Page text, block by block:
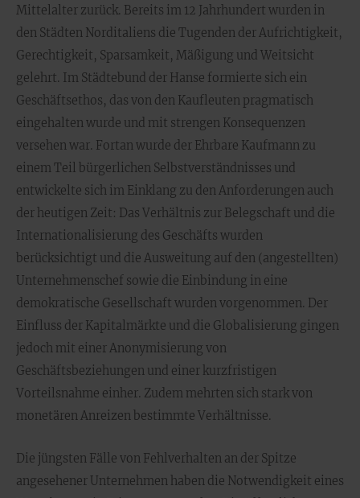
Mittelalter zurück. Bereits im 12 Jahrhundert wurden in
den Städten Norditaliens die Tugenden der Aufrichtigkeit,
Gerechtigkeit, Sparsamkeit, Mäßigung und Weitsicht
gelehrt. Im Städtebund der Hanse formierte sich ein
Geschäftsethos, das von den Kaufleuten pragmatisch
eingehalten wurde und mit strengen Konsequenzen
versehen war. Fortan wurde der Ehrbare Kaufmann zu
einem Teil bürgerlichen Selbstverständnisses und
entwickelte sich im Einklang zu den Anforderungen auch
der heutigen Zeit: Das Verhältnis zur Belegschaft und die
Internationalisierung des Geschäfts wurden
berücksichtigt und die Ausweitung auf den (angestellten)
Unternehmenschef sowie die Einbindung in eine
demokratische Gesellschaft wurden vorgenommen. Der
Einfluss der Kapitalmärkte und die Globalisierung gingen
jedoch mit einer Anonymisierung von
Geschäftsbeziehungen und einer kurzfristigen
Vorteilsnahme einher. Zudem mehrten sich stark von
monetären Anreizen bestimmte Verhältnisse.
Die jüngsten Fälle von Fehlverhalten an der Spitze
angesehener Unternehmen haben die Notwendigkeit eines